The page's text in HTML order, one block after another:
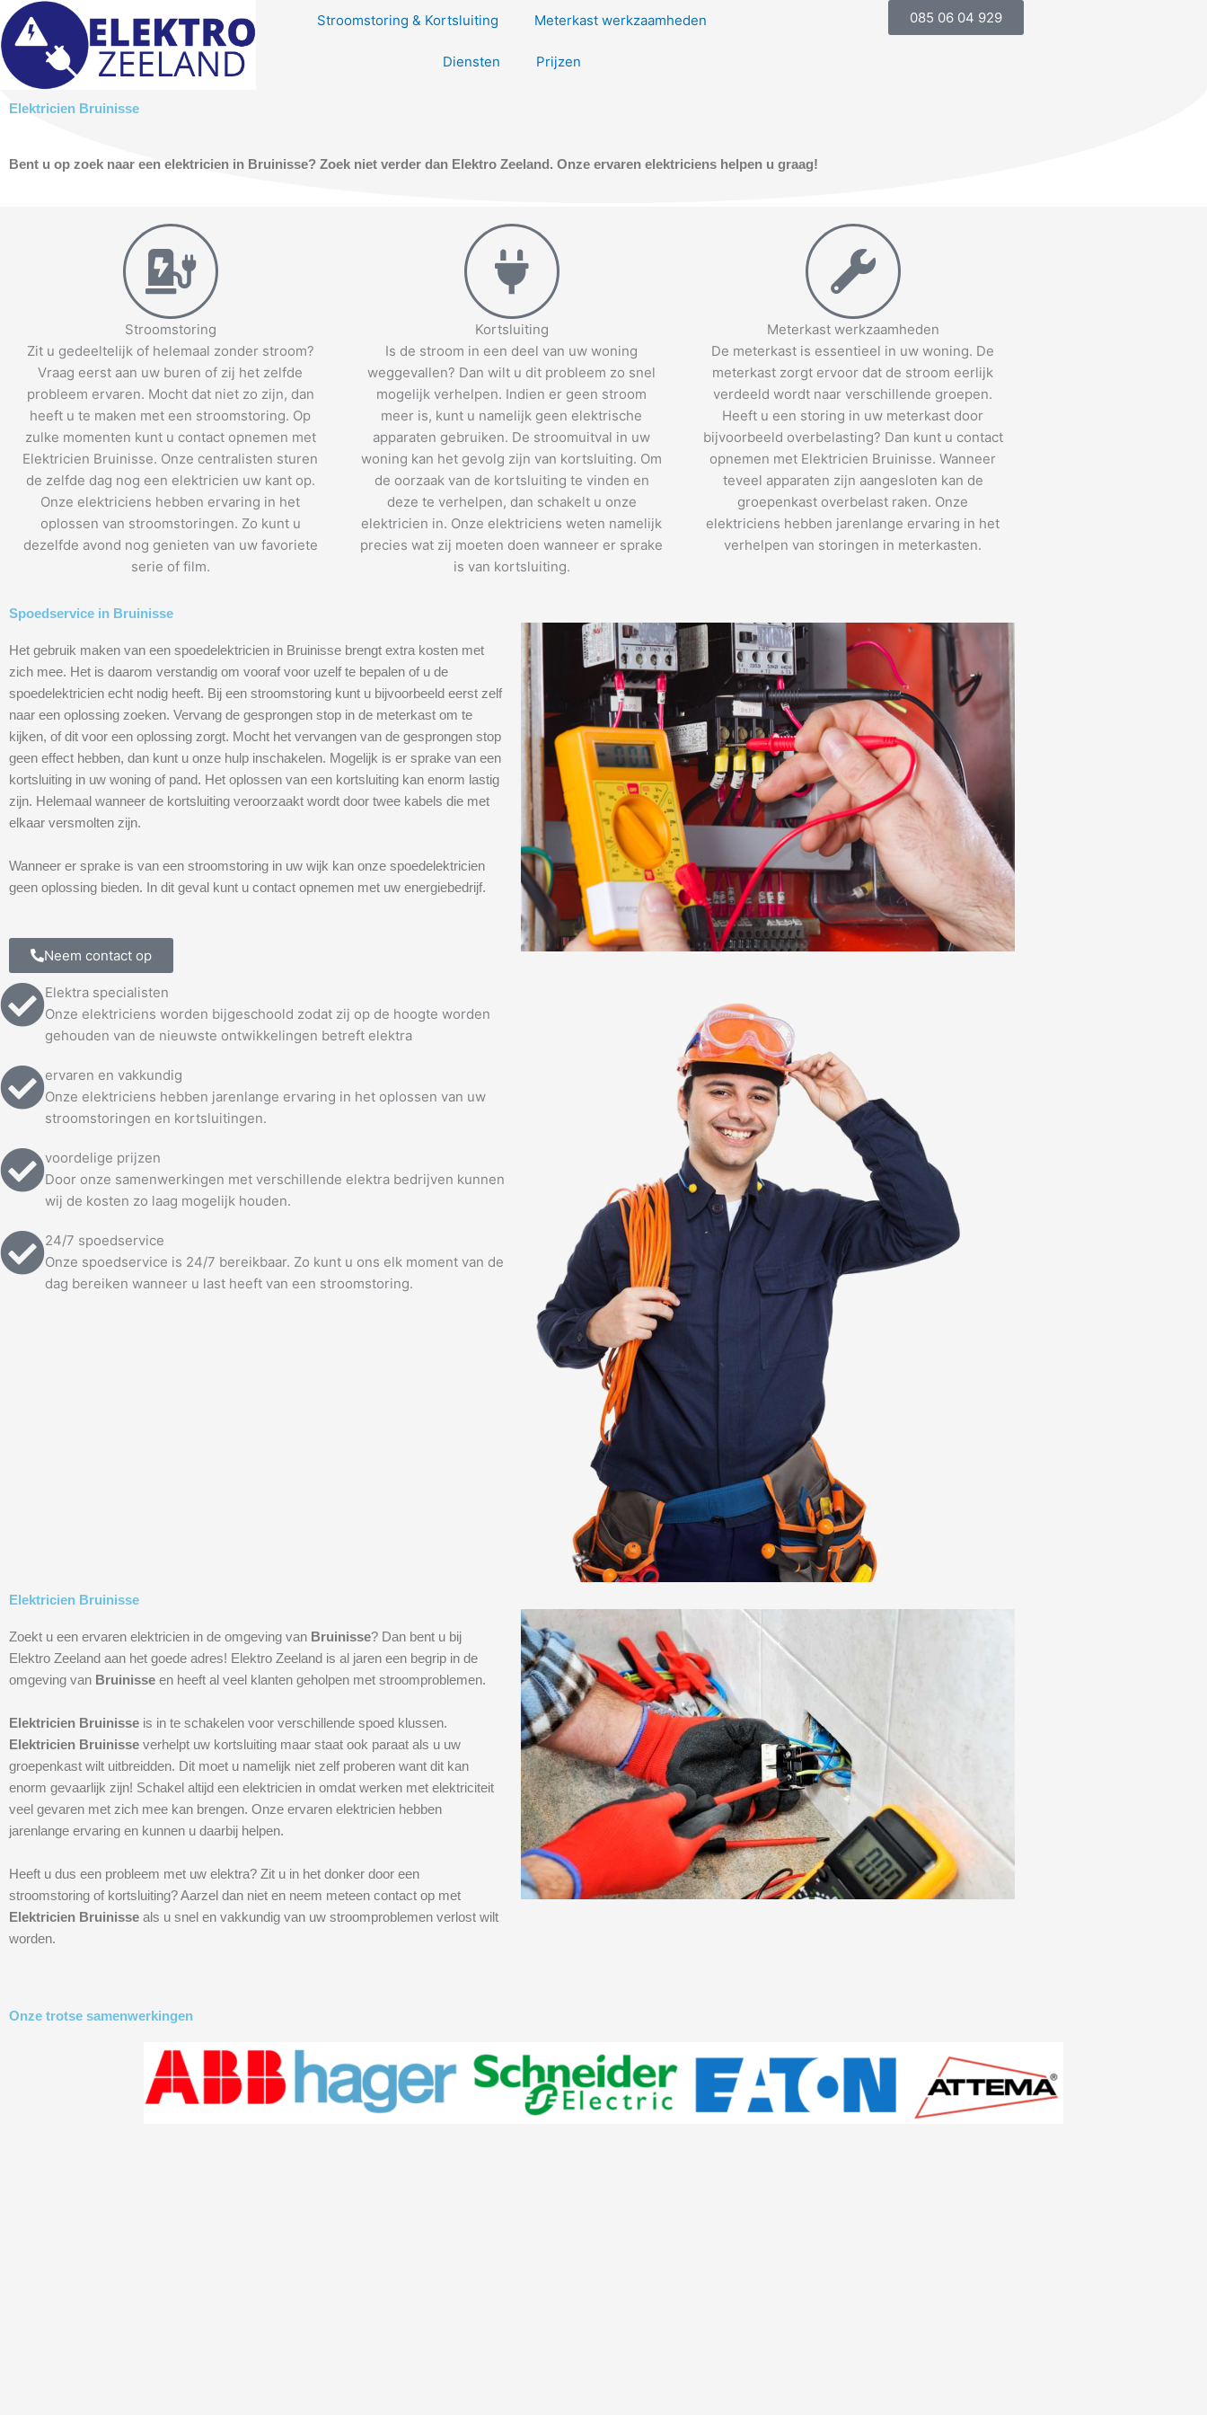
Skip
to
content
Stroomstoring & Kortsluiting Meterkast werkzaamheden
Diensten Prijzen
085 06 04 929
Elektricien Bruinisse
Bent u op zoek naar een elektricien in Bruinisse? Zoek niet verder dan Elektro Zeeland. Onze ervaren elektriciens helpen u graag!
Stroomstoring
Zit u gedeeltelijk of helemaal zonder stroom?
Vraag eerst aan uw buren of zij het zelfde
probleem ervaren. Mocht dat niet zo zijn, dan
heeft u te maken met een stroomstoring. Op
zulke momenten kunt u contact opnemen met
Elektricien Bruinisse. Onze centralisten sturen
de zelfde dag nog een elektricien uw kant op.
Onze elektriciens hebben ervaring in het
oplossen van stroomstoringen. Zo kunt u
dezelfde avond nog genieten van uw favoriete
serie of film.
Kortsluiting
Is de stroom in een deel van uw woning
weggevallen? Dan wilt u dit probleem zo snel
mogelijk verhelpen. Indien er geen stroom
meer is, kunt u namelijk geen elektrische
apparaten gebruiken. De stroomuitval in uw
woning kan het gevolg zijn van kortsluiting. Om
de oorzaak van de kortsluiting te vinden en
deze te verhelpen, dan schakelt u onze
elektricien in. Onze elektriciens weten namelijk
precies wat zij moeten doen wanneer er sprake
is van kortsluiting.
Meterkast werkzaamheden
De meterkast is essentieel in uw woning. De
meterkast zorgt ervoor dat de stroom eerlijk
verdeeld wordt naar verschillende groepen.
Heeft u een storing in uw meterkast door
bijvoorbeeld overbelasting? Dan kunt u contact
opnemen met Elektricien Bruinisse. Wanneer
teveel apparaten zijn aangesloten kan de
groepenkast overbelast raken. Onze
elektriciens hebben jarenlange ervaring in het
verhelpen van storingen in meterkasten.
Spoedservice in Bruinisse
Het gebruik maken van een spoedelektricien in Bruinisse brengt extra kosten met
zich mee. Het is daarom verstandig om vooraf voor uzelf te bepalen of u de
spoedelektricien echt nodig heeft. Bij een stroomstoring kunt u bijvoorbeeld eerst zelf
naar een oplossing zoeken. Vervang de gesprongen stop in de meterkast om te
kijken, of dit voor een oplossing zorgt. Mocht het vervangen van de gesprongen stop
geen effect hebben, dan kunt u onze hulp inschakelen. Mogelijk is er sprake van een
kortsluiting in uw woning of pand. Het oplossen van een kortsluiting kan enorm lastig
zijn. Helemaal wanneer de kortsluiting veroorzaakt wordt door twee kabels die met
elkaar versmolten zijn.
Wanneer er sprake is van een stroomstoring in uw wijk kan onze spoedelektricien
geen oplossing bieden. In dit geval kunt u contact opnemen met uw energiebedrijf.
Neem contact op
Elektra specialisten
Onze elektriciens worden bijgeschoold zodat zij op de hoogte worden
gehouden van de nieuwste ontwikkelingen betreft elektra
ervaren en vakkundig
Onze elektriciens hebben jarenlange ervaring in het oplossen van uw
stroomstoringen en kortsluitingen.
voordelige prijzen
Door onze samenwerkingen met verschillende elektra bedrijven kunnen
wij de kosten zo laag mogelijk houden.
24/7 spoedservice
Onze spoedservice is 24/7 bereikbaar. Zo kunt u ons elk moment van de
dag bereiken wanneer u last heeft van een stroomstoring.
Elektricien Bruinisse
Zoekt u een ervaren elektricien in de omgeving van Bruinisse? Dan bent u bij
Elektro Zeeland aan het goede adres! Elektro Zeeland is al jaren een begrip in de
omgeving van Bruinisse en heeft al veel klanten geholpen met stroomproblemen.
Elektricien Bruinisse is in te schakelen voor verschillende spoed klussen.
Elektricien Bruinisse verhelpt uw kortsluiting maar staat ook paraat als u uw
groepenkast wilt uitbreidden. Dit moet u namelijk niet zelf proberen want dit kan
enorm gevaarlijk zijn! Schakel altijd een elektricien in omdat werken met elektriciteit
veel gevaren met zich mee kan brengen. Onze ervaren elektricien hebben
jarenlange ervaring en kunnen u daarbij helpen.
Heeft u dus een probleem met uw elektra? Zit u in het donker door een
stroomstoring of kortsluiting? Aarzel dan niet en neem meteen contact op met
Elektricien Bruinisse als u snel en vakkundig van uw stroomproblemen verlost wilt
worden.
Onze trotse samenwerkingen